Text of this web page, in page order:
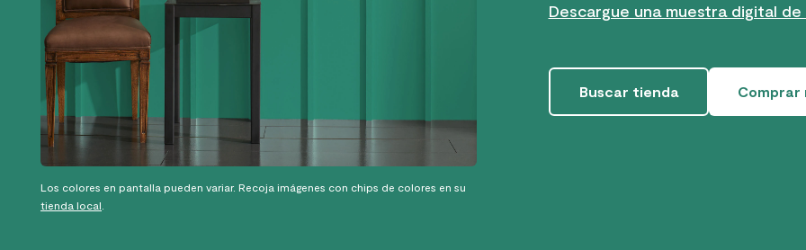
Descargue una muestra digital
Buscar tienda Comprar
Los colores en pantalla pueden variar. Recoja imágenes con chips de colores en su
tienda local